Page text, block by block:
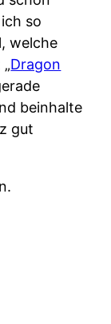
so
welche
Dragon
beinhalte
gut